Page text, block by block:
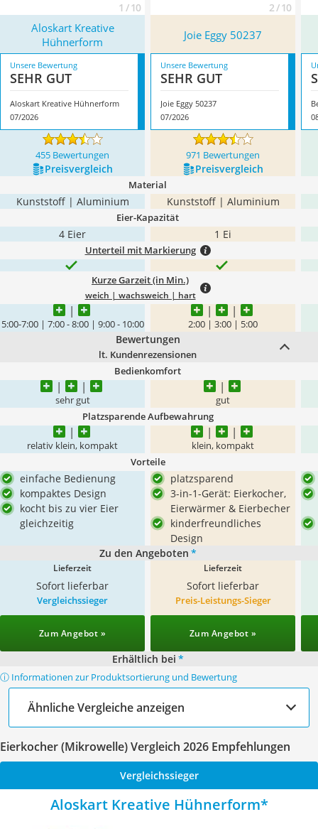
1 / 10 2 / 10
Aloskart Kreative
Hühnerform
Joie Eggy 50237
Unsere Bewertung
SEHR GUT
Aloskart Kreative Hühnerform
07/2026
Unsere Bewertung
SEHR GUT
Joie Eggy 50237
07/2026
455 Bewertungen 971 Bewertungen
Preis­vergleich Preis­vergleich
Material
Kunststoff | Aluminium Kunststoff | Aluminium
Eier-Kapazität
4 Eier 1 Ei
Unterteil mit Markierung
Kurze Garzeit (in Min.)
weich | wachsweich | hart
5:00-7:00 | 7:00 - 8:00 | 9:00 - 10:00 2:00 | 3:00 | 5:00
Bewertungen
lt. Kundenrezensionen
Bedienkomfort
sehr gut gut
Platzsparende Aufbewahrung
relativ klein, kompakt klein, kompakt
Vorteile
einfache Bedienung
kompaktes Design
kocht bis zu vier Eier
gleichzeitig
platzsparend
3-in-1-Gerät: Eierkocher,
Eierwärmer & Eierbecher
kinderfreundliches
Design
Zu den Angeboten *
Lieferzeit
Sofort lieferbar
Lieferzeit
Sofort lieferbar
Vergleichssieger
Zum Angebot »
Preis-Leistungs-Sieger
Zum Angebot »
Erhältlich bei *
ⓘ Informationen zur Produktsortierung und Bewertung
Ähnliche Vergleiche anzeigen
Eierkocher (Mikrowelle) Vergleich 2026 Empfehlungen
Vergleichssieger
Aloskart Kreative Hühnerform